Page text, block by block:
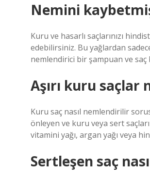
Nemini
Kuru ve hasarlı saçlarınızı
edebilirsiniz. Bu yağlardan
nemlendirici bir şampuan ve
Aşırı kuru saçlar
Kuru saç nasıl nemlendirilir
önleyen ve kuru veya sert
vitamini yağı, argan yağı veya
Sertleşen saç